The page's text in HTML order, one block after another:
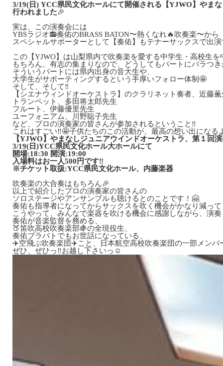
3/19(日) YCC県民文化ホールにて開催される【YJWO】やま
行われました🎉
実は、この演奏会には
YBSラジオ📻奏佑のBRASS BATON〜熱くなれ🔥吹奏楽〜から
スペシャルサポーターとして【奏佑】もテナーサックスで出
この【YJWO】は山梨県内で吹奏楽を愛する中学生・高校生
もちろん、有志の集まりなので、どうしてもパートにバラつ
そういうパートには県内出身の音大生や、
大学生がサポーティングするという手厚いフォロー体制🤩
そして、そして‼️
【シエナウィンドオーケストラ】のクラリネット奏者、近藤
トランペット、多田将太郎先生
フルート、伊藤優里先生
ユーフォニアム、川野聡子先生
など、プロの演奏家の皆さんが参加されるということ‼️
これはすごい‼️🤩子供たちのこの活動が、最高の想い出にな
【YJWO】やまなしジュニアウインドオーケストラ、第１回演
3/19(日)YCC県民文化ホール大ホールにて
開場:18:30 開演:19:00
入場料はお一人500円です‼️
※チケット取扱:YCC県民文化ホール、内藤楽器
吹奏楽の大合奏はもちろん🎉
以上で紹介したプロの演奏家の皆さんの
ソロステージやアンサンブルも聴けるとのことです！🤗
奏佑も指導者になってからサックスを吹く機会がかなり減っ
こうやって、みんなで楽器を吹ける機会に感謝しながら、演
奏佑が音楽監督を務める、
🍑笛吹高校吹奏楽部🍇の全現役生、
奏佑ブラバトでもお世話になっている、
✈️空飛ぶ吹奏楽団✈️こと、日本航空高校吹奏楽団の一部メンバ
ぜひ、ぜひっ‼️お越し下さいっ☺️